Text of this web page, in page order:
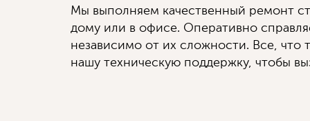
Мы выполняем качественный ремонт
дому или в офисе. Оперативно
независимо от их сложности. Все, что
нашу техническую поддержку, чтобы